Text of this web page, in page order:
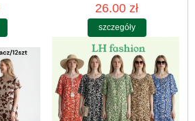
26.00 zł
szczegóły